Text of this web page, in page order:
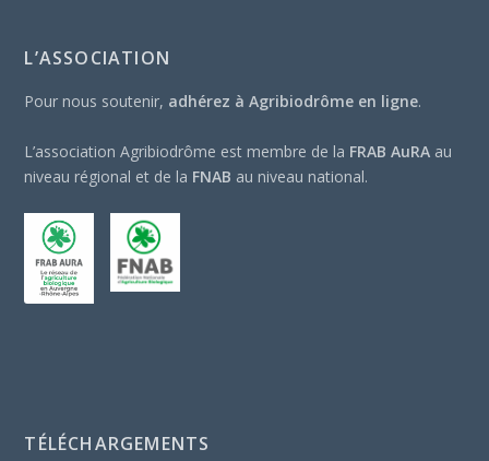
L’ASSOCIATION
Pour nous soutenir, adhérez à Agribiodrôme en ligne.
L’association Agribiodrôme est membre de la FRAB AuRA au
niveau régional et de la FNAB au niveau national.
TÉLÉCHARGEMENTS